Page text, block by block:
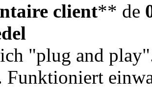
client** de
"plug and
Funktioniert